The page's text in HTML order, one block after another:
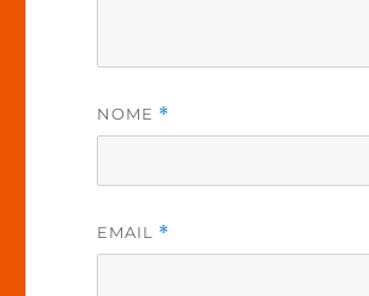
NOME *
EMAIL *